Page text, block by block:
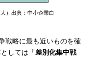
）出典：中小企業白
戦略に最も近いものを確
しては「差別化集中戦